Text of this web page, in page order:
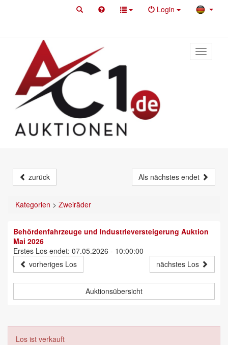
Login
Toggle
primary
zurück Als nächstes endet
Kategorien > Zweiräder
Behördenfahrzeuge und Industrieversteigerung Auktion
Mai 2026
Erstes Los endet: 07.05.2026 - 10:00:00
vorheriges Los
nächstes Los
Auktionsübersicht
Los ist verkauft